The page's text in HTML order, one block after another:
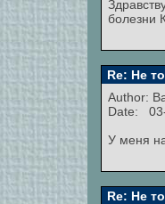
болезни
Re: Не
Author:
Date:
У меня
Re: Не